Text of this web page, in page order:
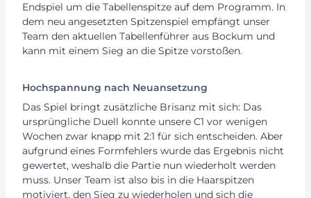
Endspiel um die Tabellenspitze auf dem Programm. In
dem neu angesetzten Spitzenspiel empfängt unser
Team den aktuellen Tabellenführer aus Bockum und
kann mit einem Sieg an die Spitze vorstoßen.
Hochspannung nach Neuansetzung
Das Spiel bringt zusätzliche Brisanz mit sich: Das
ursprüngliche Duell konnte unsere C1 vor wenigen
Wochen zwar knapp mit 2:1 für sich entscheiden. Aber
aufgrund eines Formfehlers wurde das Ergebnis nicht
gewertet, weshalb die Partie nun wiederholt werden
muss. Unser Team ist also bis in die Haarspitzen
motiviert, den Sieg zu wiederholen und sich die